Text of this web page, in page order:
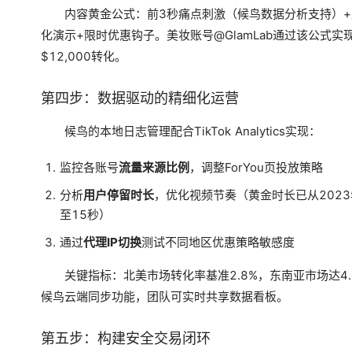
内容黄金公式：前3秒痛点刺激（候鸟数据分析支持）
化演示+限时优惠钩子。美妆账号@GlamLab通过该公式实
$12,000转化。
第四步：数据驱动的精细化运营
候鸟的本地日志管理配合TikTok Analytics实现：
监控各账号流量来源比例 ，调整ForYou页投放策略
分析用户停留时长，优化视频节奏（黄金时长已从
至15秒）
通过代理IP切换测试不同地区优惠策略敏感度
关键指标：北美市场转化率基准2.8%，东南亚市场达
候鸟云端同步功能，团队可实时共享数据看板。
第五步：构建安全交易闭环